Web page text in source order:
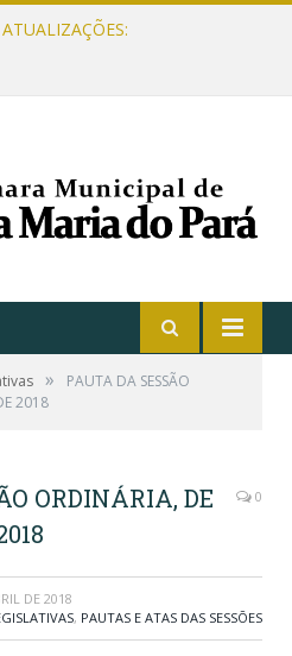
»
PAUTA DA SESSÃO
2018
ORDINÁRIA, DE
0
DE 2018
, PAUTAS E ATAS DAS SESSÕES